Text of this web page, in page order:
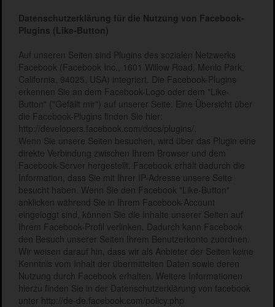
Datenschutzerklärung für die Nutzung von Facebook-
Plugins (Like-Button)
Auf unseren Seiten sind Plugins des sozialen Netzwerks
Facebook (Facebook Inc., 1601 Willow Road, Menlo Park,
California, 94025, USA) integriert. Die Facebook-Plugins
erkennen Sie an dem Facebook-Logo oder dem "Like-
Button" ("Gefällt mir") auf unserer Seite. Eine Übersicht über
die Facebook-Plugins finden Sie hier:
http://developers.facebook.com/docs/plugins/.
Wenn Sie unsere Seiten besuchen, wird über das Plugin eine
direkte Verbindung zwischen Ihrem Browser und dem
Facebook-Server hergestellt. Facebook erhält dadurch die
Information, dass Sie mit Ihrer IP-Adresse unsere Seite
besucht haben. Wenn Sie den Facebook "Like-Button"
anklicken während Sie in Ihrem Facebook-Account
eingeloggt sind, können Sie die Inhalte unserer Seiten auf
Ihrem Facebook-Profil verlinken. Dadurch kann Facebook
den Besuch unserer Seiten Ihrem Benutzerkonto zuordnen.
Wir weisen darauf hin, dass wir als Anbieter der Seiten keine
Kenntnis vom Inhalt der übermittelten Daten sowie deren
Nutzung durch Facebook erhalten. Weitere Informationen
hierzu finden Sie in der Datenschutzerklärung von facebook
unter http://de-de.facebook.com/policy.php